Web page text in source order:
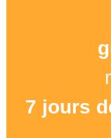
7 jours